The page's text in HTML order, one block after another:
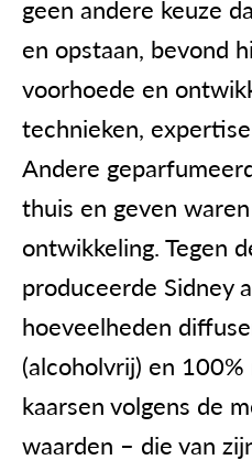
geen andere keuze
en opstaan, bevond
voorhoede en
technieken,
Andere
thuis en geven
ontwikkeling. Tegen
produceerde Sidney
hoeveelheden
(alcoholvrij) en
kaarsen volgens de
waarden – die van